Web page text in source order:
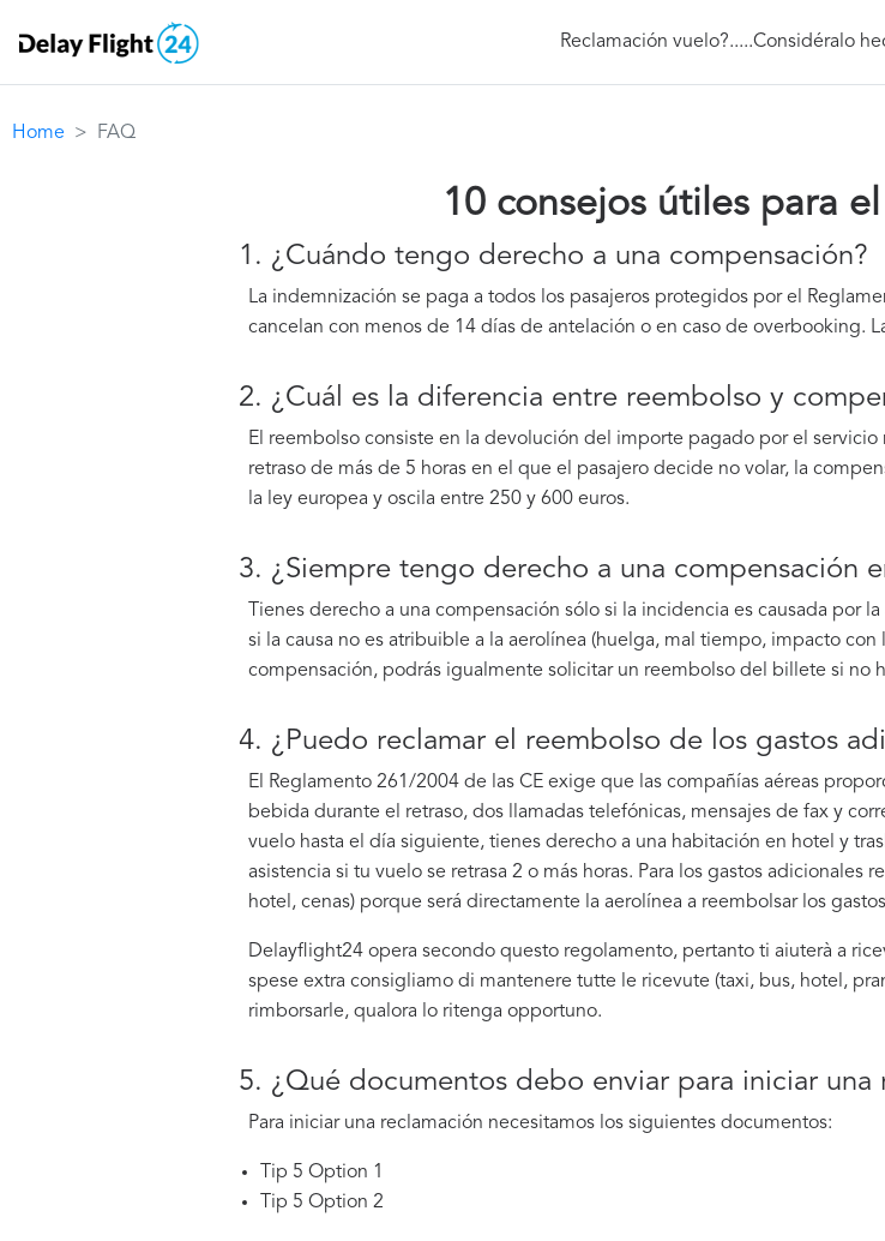
Reclamación vuelo?.....Considéralo
Home FAQ
10 consejos útiles para
1. ¿Cuándo tengo derecho a una compensación?
La indemnización se paga a todos los pasajeros protegidos por el
cancelan con menos de 14 días de antelación o en caso de overbooking.
2. ¿Cuál es la diferencia entre reembolso y
El reembolso consiste en la devolución del importe pagado por el
retraso de más de 5 horas en el que el pasajero decide no volar, la
la ley europea y oscila entre 250 y 600 euros.
3. ¿Siempre tengo derecho a una compensación
Tienes derecho a una compensación sólo si la incidencia es causada por
si la causa no es atribuible a la aerolínea (huelga, mal tiempo, impacto
compensación, podrás igualmente solicitar un reembolso del billete si no
4. ¿Puedo reclamar el reembolso de los gastos
El Reglamento 261/2004 de las CE exige que las compañías aéreas
bebida durante el retraso, dos llamadas telefónicas, mensajes de fax y
vuelo hasta el día siguiente, tienes derecho a una habitación en hotel y
asistencia si tu vuelo se retrasa 2 o más horas. Para los gastos
hotel, cenas) porque será directamente la aerolínea a reembolsar los
Delayflight24 opera secondo questo regolamento, pertanto ti aiuterà a
spese extra consigliamo di mantenere tutte le ricevute (taxi, bus, hotel,
rimborsarle, qualora lo ritenga opportuno.
5. ¿Qué documentos debo enviar para iniciar una
Para iniciar una reclamación necesitamos los siguientes documentos:
Tip 5 Option 1
Tip 5 Option 2